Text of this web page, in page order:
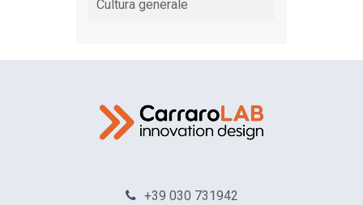
Cultura generale
+39 030 731942